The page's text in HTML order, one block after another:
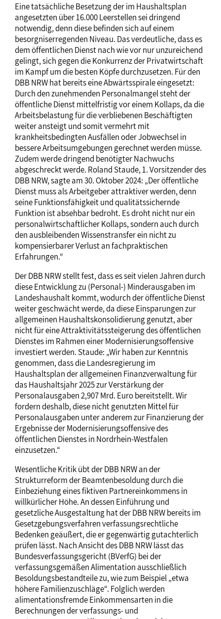
Eine tatsächliche Besetzung der im Haushaltsplan
angesetzten über 16.000 Leerstellen sei dringend
notwendig, denn diese befinden sich auf einem
besorgniserregenden Niveau. Das verdeutliche, dass es
dem öffentlichen Dienst nach wie vor nur unzureichend
gelingt, sich gegen die Konkurrenz der Privatwirtschaft
im Kampf um die besten Köpfe durchzusetzen. Für den
DBB NRW hat bereits eine Abwärtsspirale eingesetzt:
Durch den zunehmenden Personalmangel steht der
öffentliche Dienst mittelfristig vor einem Kollaps, da die
Arbeitsbelastung für die verbliebenen Beschäftigten
weiter ansteigt und somit vermehrt mit
krankheitsbedingten Ausfällen oder Jobwechsel in
bessere Arbeitsumgebungen gerechnet werden müsse.
Zudem werde dringend benötigter Nachwuchs
abgeschreckt werde. Roland Staude, 1. Vorsitzender des
DBB NRW, sagte am 30. Oktober 2024: „Der öffentliche
Dienst muss als Arbeitgeber attraktiver werden, denn
seine Funktionsfähigkeit und qualitätssichernde
Funktion ist absehbar bedroht. Es droht nicht nur ein
personalwirtschaftlicher Kollaps, sondern auch durch
den ausbleibenden Wissenstransfer ein nicht zu
kompensierbarer Verlust an fachpraktischen
Erfahrungen.“
Der DBB NRW stellt fest, dass es seit vielen Jahren durch
diese Entwicklung zu (Personal-) Minderausgaben im
Landeshaushalt kommt, wodurch der öffentliche Dienst
weiter geschwächt werde, da diese Einsparungen zur
allgemeinen Haushaltskonsolidierung genutzt, aber
nicht für eine Attraktivitätssteigerung des öffentlichen
Dienstes im Rahmen einer Modernisierungsoffensive
investiert werden. Staude: „Wir haben zur Kenntnis
genommen, dass die Landesregierung im
Haushaltsplan der allgemeinen Finanzverwaltung für
das Haushaltsjahr 2025 zur Verstärkung der
Personalausgaben 2,907 Mrd. Euro bereitstellt. Wir
fordern deshalb, diese nicht genutzten Mittel für
Personalausgaben unter anderem zur Finanzierung der
Ergebnisse der Modernisierungsoffensive des
öffentlichen Dienstes in Nordrhein-Westfalen
einzusetzen.“
Wesentliche Kritik übt der DBB NRW an der
Strukturreform der Beamtenbesoldung durch die
Einbeziehung eines fiktiven Partnereinkommens in
willkürlicher Höhe. An dessen Einführung und
gesetzliche Ausgestaltung hat der DBB NRW bereits im
Gesetzgebungsverfahren verfassungsrechtliche
Bedenken geäußert, die er gegenwärtig gutachterlich
prüfen lässt. Nach Ansicht des DBB NRW lässt das
Bundesverfassungsgericht (BVerfG) bei der
verfassungsgemäßen Alimentation ausschließlich
Besoldungsbestandteile zu, wie zum Beispiel „etwa
höhere Familienzuschläge“. Folglich werden
alimentationsfremde Einkommensarten in die
Berechnungen der verfassungs- und